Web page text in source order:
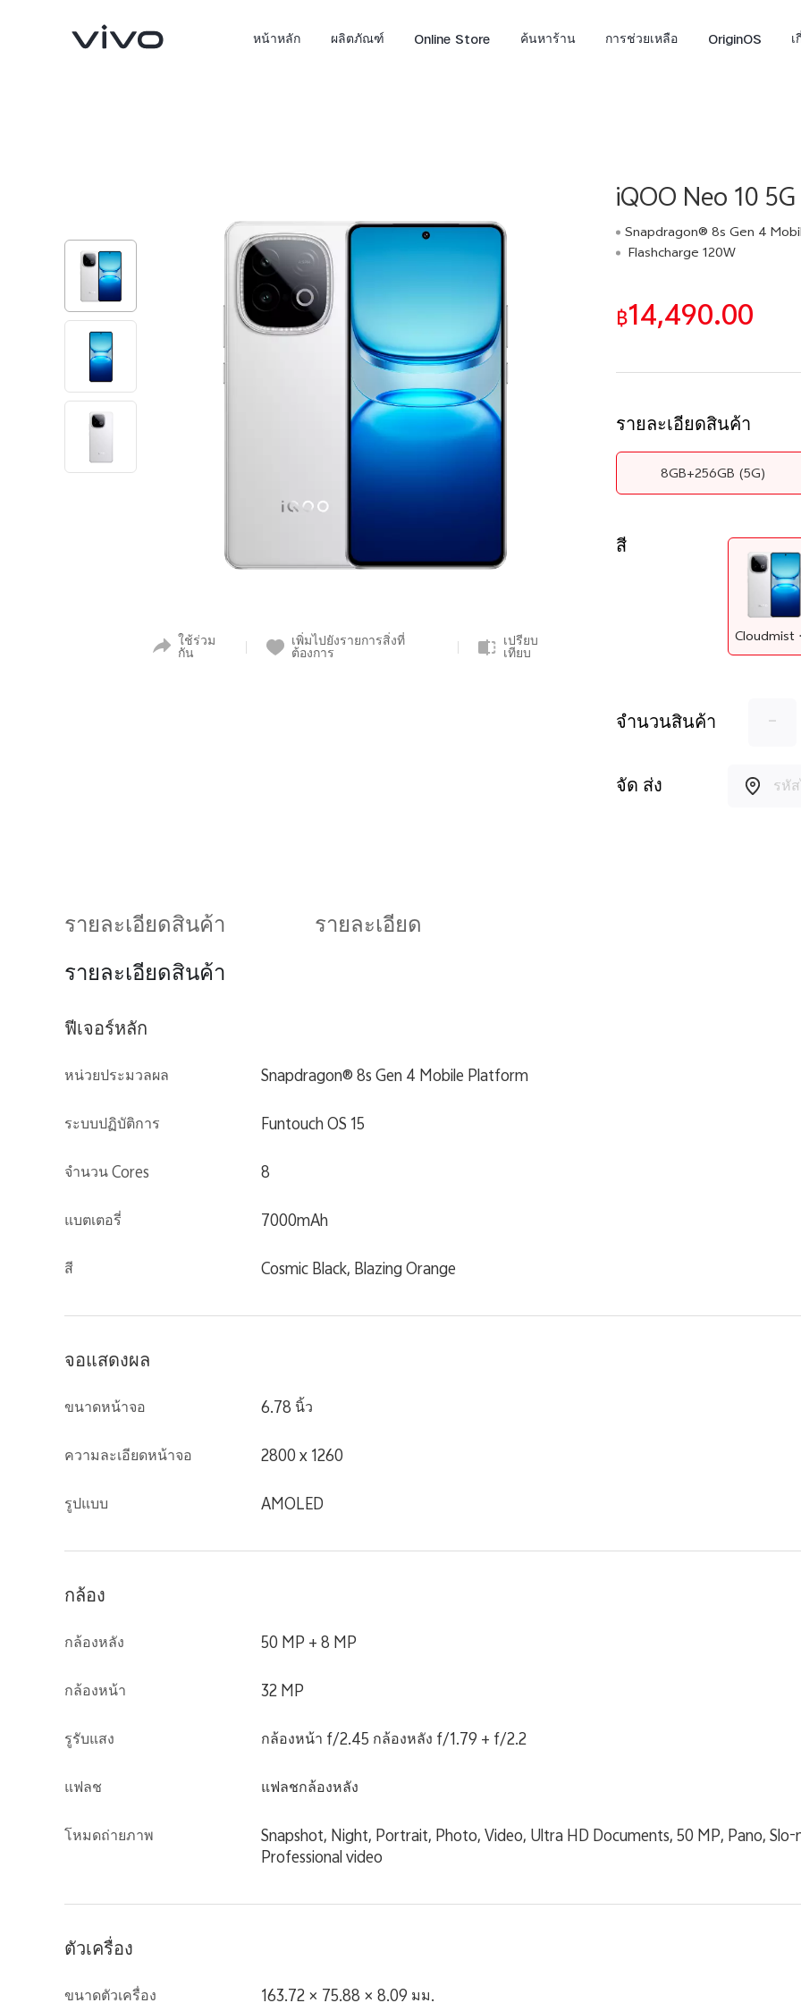
หน้าหลัก ผลิตภัณฑ์ Online Store ค้นหาร้าน การช่วยเหลือ OriginOS
X300 Pro X300
ใช้ร่วม
กัน
เพิ่มไปยังรายการสิ่งที่
ต้องการ
เปรียบ
เทียบ
iQOO Neo 10
Snapdragon® 8s Gen 4 Mobile
Flashcharge 120W
฿14,490.00
รายละเอียดสินค้า
8GB+256GB (5G)
สี
จำนวนสินค้า -
จัด ส่ง
รายละเอียดสินค้า รายละเอียด
รายละเอียดสินค้า
ฟีเจอร์หลัก
หน่วยประมวลผล Snapdragon® 8s Gen 4 Mobile Platform
ระบบปฏิบัติการ Funtouch OS 15
จำนวน Cores 8
แบตเตอรี่ 7000mAh
สี Cosmic Black, Blazing Orange
จอแสดงผล
ขนาดหน้าจอ 6.78 นิ้ว
ความละเอียดหน้าจอ 2800 x 1260
รูปแบบ AMOLED
กล้อง
กล้องหลัง 50 MP + 8 MP
กล้องหน้า 32 MP
รูรับแสง กล้องหน้า f/2.45 กล้องหลัง f/1.79 + f/2.2
แฟลช แฟลชกล้องหลัง
โหมดถ่ายภาพ
Snapshot, Night, Portrait, Photo, Video, Ultra HD Documents, 50 MP, Pano,
Professional video
ตัวเครื่อง
ขนาดตัวเครื่อง 163.72 × 75.88 × 8.09 มม.